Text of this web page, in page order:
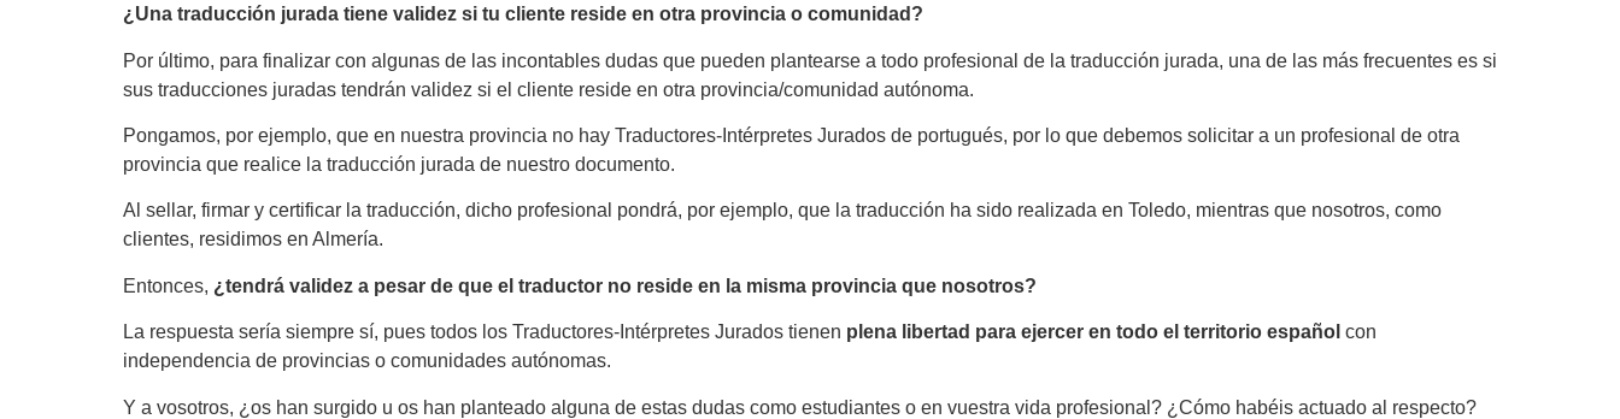
¿Una traducción jurada tiene validez si tu cliente reside en otra provincia o comunidad?
Por último, para finalizar con algunas de las incontables dudas que pueden plantearse a todo profesional de la traducción jurada, una de las más frecuentes es si
sus traducciones juradas tendrán validez si el cliente reside en otra provincia/comunidad autónoma.
Pongamos, por ejemplo, que en nuestra provincia no hay Traductores-Intérpretes Jurados de portugués, por lo que debemos solicitar a un profesional de otra
provincia que realice la traducción jurada de nuestro documento.
Al sellar, firmar y certificar la traducción, dicho profesional pondrá, por ejemplo, que la traducción ha sido realizada en Toledo, mientras que nosotros, como
clientes, residimos en Almería.
Entonces, ¿tendrá validez a pesar de que el traductor no reside en la misma provincia que nosotros?
La respuesta sería siempre sí, pues todos los Traductores-Intérpretes Jurados tienen plena libertad para ejercer en todo el territorio español con
independencia de provincias o comunidades autónomas.
Y a vosotros, ¿os han surgido u os han planteado alguna de estas dudas como estudiantes o en vuestra vida profesional? ¿Cómo habéis actuado al respecto?